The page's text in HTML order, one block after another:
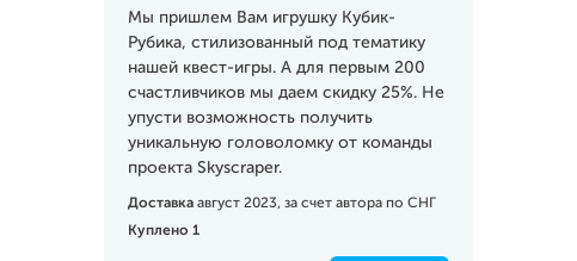
Мы пришлем Вам игрушку Кубик-
Рубика, стилизованный под тематику
нашей квест-игры. А для первым 200
счастливчиков мы даем скидку 25%. Не
упусти возможность получить
уникальную головоломку от команды
проекта Skyscraper.
Доставка август 2023, за счет автора по СНГ
Куплено 1